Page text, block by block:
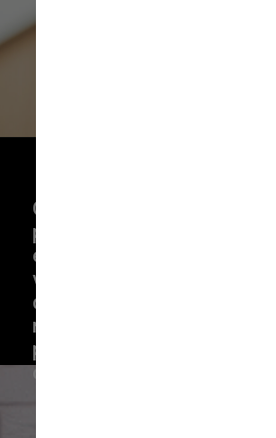
Os índices apontam para
piora nas condições
econômicas das famílias
veem as dívidas como uma
das poucas saídas que
restam para consumir,
principalmente itens
como alimentos